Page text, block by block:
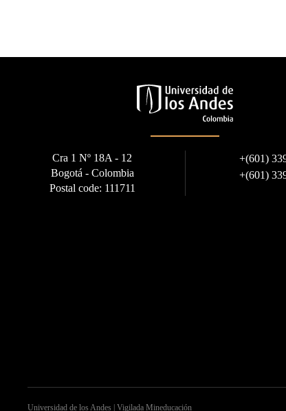
Cra 1 Nº 18A - 12
Bogotá - Colombia
Postal code: 111711
+(601)
+(601)
Universidad de los Andes | Vigilada Mineducación